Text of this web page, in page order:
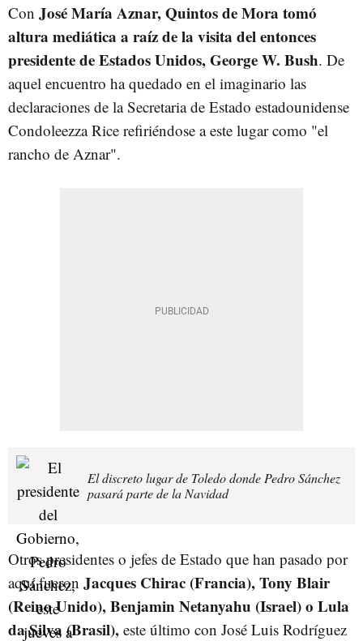
Con José María Aznar, Quintos de Mora tomó
altura mediática a raíz de la visita del entonces
presidente de Estados Unidos, George W. Bush. De
aquel encuentro ha quedado en el imaginario las
declaraciones de la Secretaria de Estado estadounidense
Condoleezza Rice refiriéndose a este lugar como "el
rancho de Aznar".
El discreto lugar de Toledo donde Pedro Sánchez
pasará parte de la Navidad
Otros presidentes o jefes de Estado que han pasado por
aquí fueron Jacques Chirac (Francia), Tony Blair
(Reino Unido), Benjamin Netanyahu (Israel) o Lula
da Silva (Brasil), este último con José Luis Rodríguez